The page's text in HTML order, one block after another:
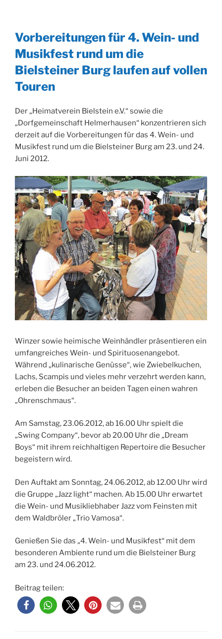
Vorbereitungen für 4. Wein- und
Musikfest rund um die
Bielsteiner Burg laufen auf vollen
Touren
Der „Heimatverein Bielstein e.V.“ sowie die
„Dorfgemeinschaft Helmerhausen“ konzentrieren sich
derzeit auf die Vorbereitungen für das 4. Wein- und
Musikfest rund um die Bielsteiner Burg am 23. und 24.
Juni 2012.
Winzer sowie heimische Weinhändler präsentieren ein
umfangreiches Wein- und Spirituosenangebot.
Während „kulinarische Genüsse“, wie Zwiebelkuchen,
Lachs, Scampis und vieles mehr verzehrt werden kann,
erleben die Besucher an beiden Tagen einen wahren
„Ohrenschmaus“.
Am Samstag, 23.06.2012, ab 16.00 Uhr spielt die
„Swing Company“, bevor ab 20.00 Uhr die „Dream
Boys“ mit ihrem reichhaltigen Repertoire die Besucher
begeistern wird.
Den Auftakt am Sonntag, 24.06.2012, ab 12.00 Uhr wird
die Gruppe „Jazz light“ machen. Ab 15.00 Uhr erwartet
die Wein- und Musikliebhaber Jazz vom Feinsten mit
dem Waldbröler „Trio Vamosa“.
Genießen Sie das „4. Wein- und Musikfest“ mit dem
besonderen Ambiente rund um die Bielsteiner Burg
am 23. und 24.06.2012.
Beitrag teilen: